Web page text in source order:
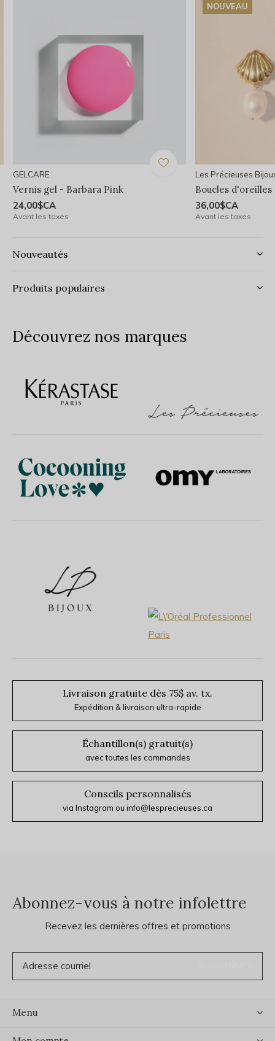
GELCARE
Vernis gel - Barbara Pink
24,00$CA
Avant les taxes
NOUVEAU
Les Précieuses
Boucles
36,00$CA
Avant les taxes
Nouveautés
Produits populaires
Découvrez nos marques
Livraison gratuite dès 75$ av. tx.
Expédition & livraison ultra-rapide
Échantillon(s) gratuit(s)
avec toutes les commandes
Conseils personnalisés
via Instagram ou info@lesprecieuses.ca
Abonnez-vous à notre infolettre
Recevez les dernières offres et promotions
Menu